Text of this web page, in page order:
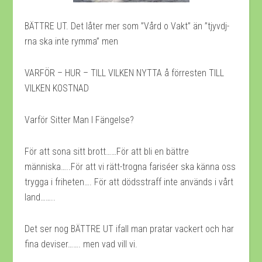
BÄTTRE UT. Det låter mer som ”Vård o Vakt” än ”tjyvdj-
rna ska inte rymma” men
VARFÖR – HUR – TILL VILKEN NYTTA å förresten TILL
VILKEN KOSTNAD
Varför Sitter Man I Fängelse?
För att sona sitt brott……För att bli en bättre
människa…..För att vi rätt-trogna fariséer ska känna oss
trygga i friheten…. För att dödsstraff inte används i vårt
land……..
Det ser nog BÄTTRE UT ifall man pratar vackert och har
fina deviser……. men vad vill vi.